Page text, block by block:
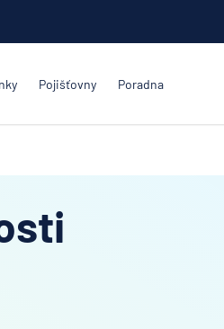
Pojišťovny Poradna